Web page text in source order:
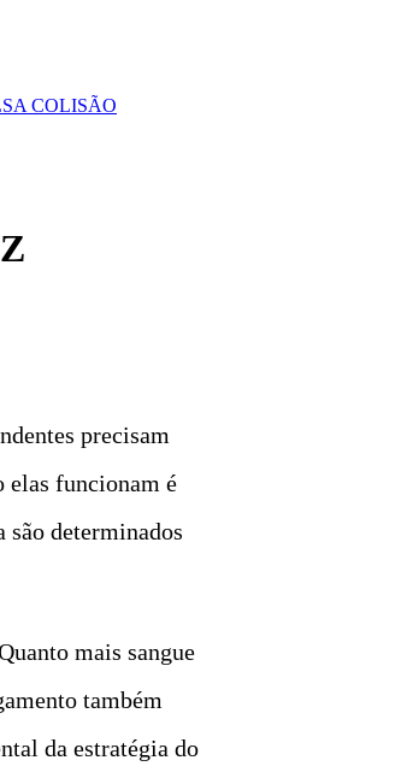
COLISÃO
precisam
elas funcionam é
são determinados
mais sangue
também
da estratégia do